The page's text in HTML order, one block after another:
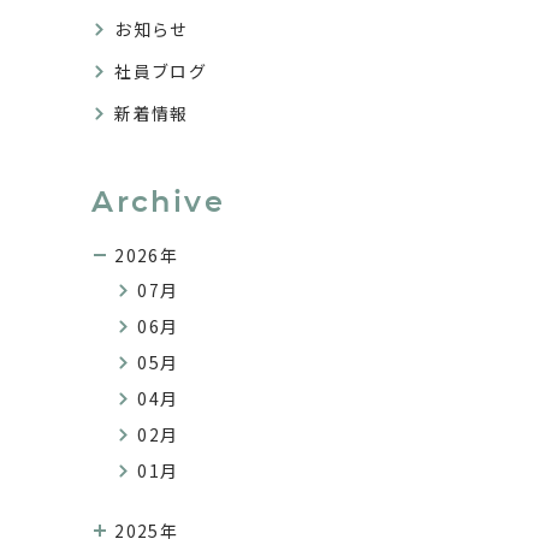
お知らせ
社員ブログ
新着情報
Archive
2026年
07月
06月
05月
04月
02月
01月
2025年